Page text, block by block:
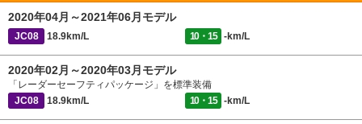
2020年04月～2021年06月モデル
JC08 18.9km/L 10・15 -km/L
2020年02月～2020年03月モデル
「レーダーセーフティパッケージ」を標準装備
JC08
18.9km/L 10・15 -km/L